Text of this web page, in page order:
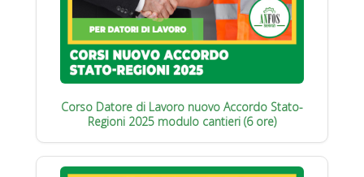
Corso Datore di Lavoro nuovo Accordo Stato-
Regioni 2025 modulo cantieri (6 ore)